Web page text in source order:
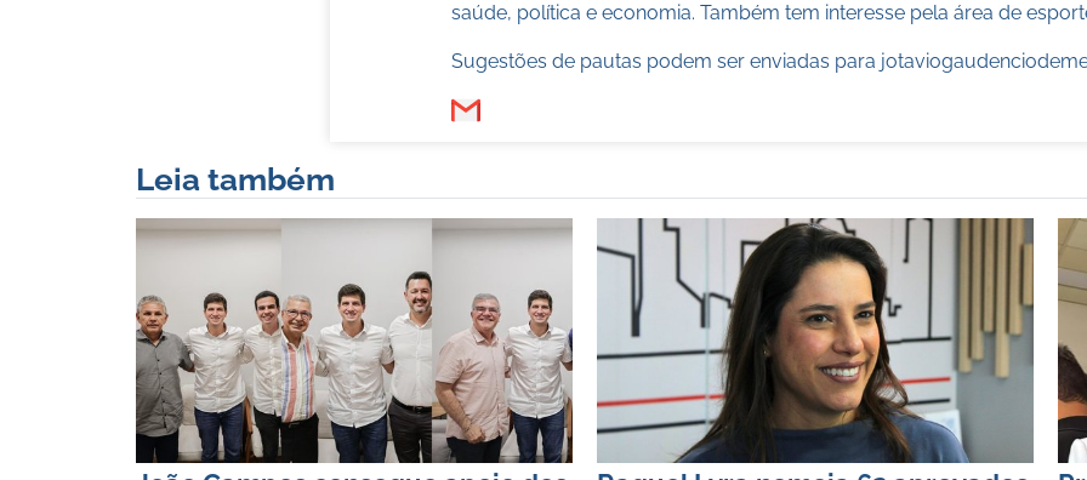
saúde, política e economia. Também tem interesse pela área de
Sugestões de pautas podem ser enviadas para
Leia também